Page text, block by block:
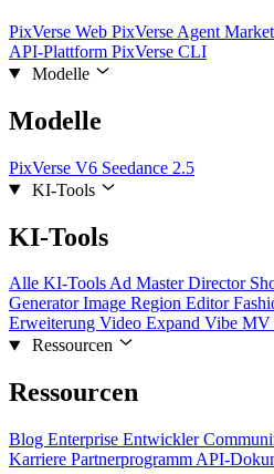
PixVerse Web PixVerse Agent
API-Plattform PixVerse CLI
Modelle
Modelle
PixVerse V6 Seedance 2.5
KI-Tools
KI-Tools
Alle KI-ToolsAd MasterDirector
GeneratorImage Region Editor
Erweiterung Video Expand Vibe MV
Ressourcen
Ressourcen
Blog Enterprise Entwickler
Karriere Partnerprogramm API-